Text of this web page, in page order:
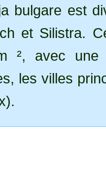
bulgare est
et Silistra.
², avec une
les villes